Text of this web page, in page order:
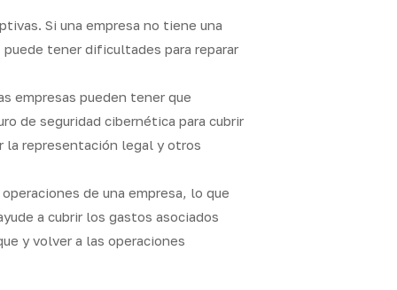
Si una empresa no tiene una
tener dificultades para reparar
empresas pueden tener que
de seguridad cibernética para cubrir
la representación legal y otros
de una empresa, lo que
a cubrir los gastos asociados
y volver a las operaciones